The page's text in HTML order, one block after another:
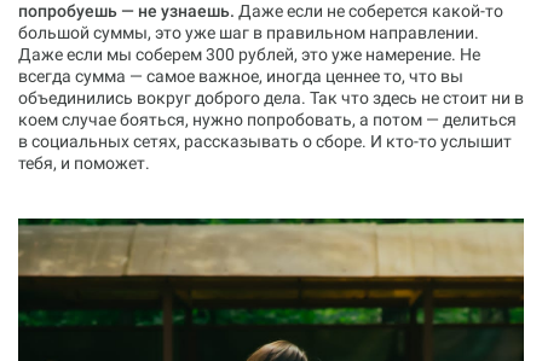
попробуешь — не узнаешь. Даже если не соберется какой-то
большой суммы, это уже шаг в правильном направлении.
Даже если мы соберем 300 рублей, это уже намерение. Не
всегда сумма — самое важное, иногда ценнее то, что вы
объединились вокруг доброго дела. Так что здесь не стоит ни в
коем случае бояться, нужно попробовать, а потом — делиться
в социальных сетях, рассказывать о сборе. И кто-то услышит
тебя, и поможет.